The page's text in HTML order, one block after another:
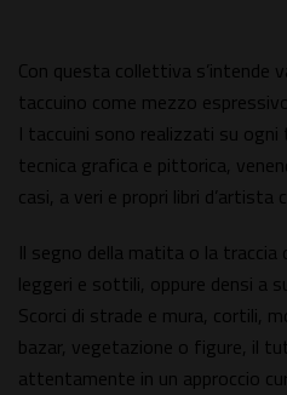
Con questa collettiva s’intende
taccuino come mezzo
I taccuini sono realizzati su
tecnica grafica e pittorica,
casi, a veri e propri libri d’artista
Il segno della matita o la traccia
leggeri e sottili, oppure densi a
Scorci di strade e mura, cortili,
bazar, vegetazione o figure, il
attentamente in un approccio